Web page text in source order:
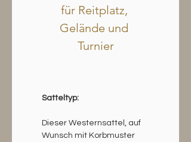
für Reitplatz,
Gelände und
Turnier
Satteltyp:
Dieser Westernsattel, auf
Wunsch mit Korbmuster